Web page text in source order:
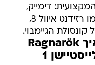
דימייק,
Demake) למשחקים חדשים כמו רזידנט איוול 8,
צפו בסרטון שמציג איך Ragnarök
1